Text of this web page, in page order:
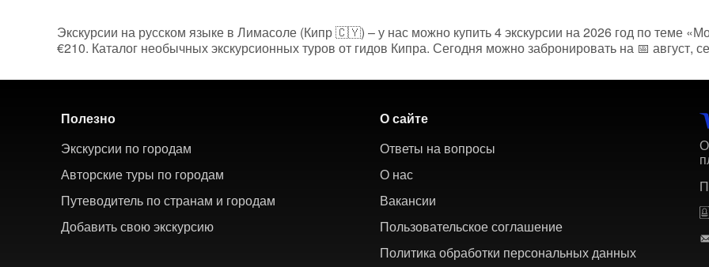
Экскурсии на русском языке в Лимасоле (Кипр 🇨🇾) – у нас можно купить 4 экскурсии на 2026 год по теме
€210. Каталог необычных экскурсионных туров от гидов Кипра. Сегодня можно забронировать на 📅 август,
Полезно
Экскурсии по городам
Авторские туры по городам
Путеводитель по странам и городам
Добавить свою экскурсию
О сайте
Ответы на вопросы
О нас
Вакансии
Пользовательское соглашение
Политика обработки персональных данных